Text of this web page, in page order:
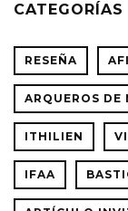
CATEGORÍAS
RESEÑA
ARQUEROS DE
ITHILIEN
IFAA